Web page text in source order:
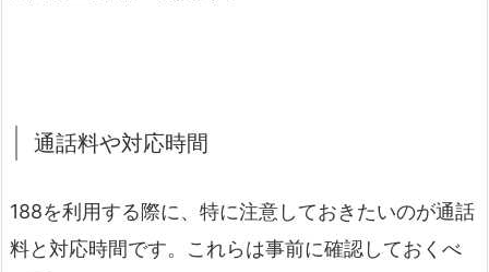
通話料や対応時間
188を利用する際に、特に注意しておきたいのが通話
料と対応時間です。これらは事前に確認しておくべ